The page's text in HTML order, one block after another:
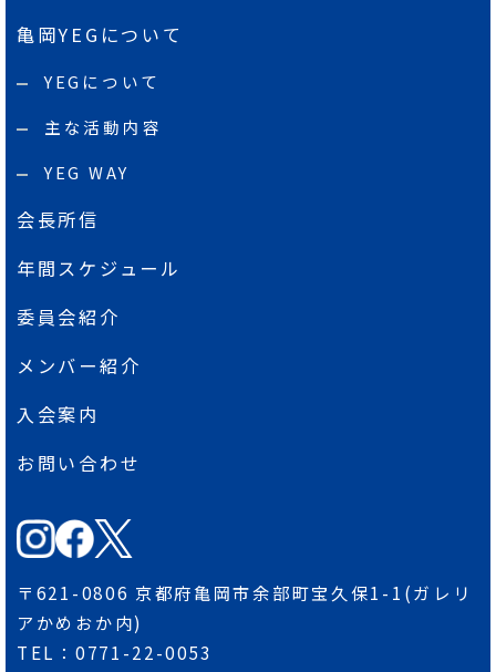
亀岡YEGについて
YEGについて
主な活動内容
YEG WAY
会長所信
年間スケジュール
委員会紹介
メンバー紹介
入会案内
お問い合わせ
〒621-0806 京都府亀岡市余部町宝久保1-1(ガレリ
アかめおか内)
TEL：0771-22-0053